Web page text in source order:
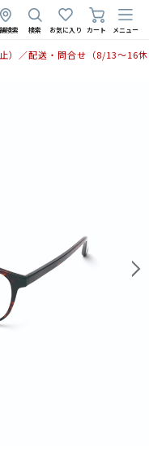
検索 検索 お気に入り カート メニュー
）／配送・問合せ（8/13〜16休